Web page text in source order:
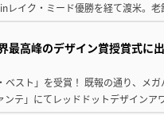
レイク・ミード優勝を経て渡米。
最高峰のデザイン賞授賞式に
スト」を受賞！ 既報の通り、メ
ンテ」にてレッドドットデザイン